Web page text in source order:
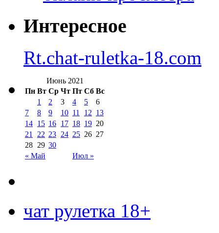
Интересное
Rt.chat-ruletka-18.com
Июнь 2021
Пн Вт Ср Чт Пт Сб Вс
« Май Июл »
1 2 3 4 5
6
7
8 9 10 11 12 13
14 15 16 17 18 19 20
21
22 23 24 25 26 27
28 29 30
чат рулетка 18+